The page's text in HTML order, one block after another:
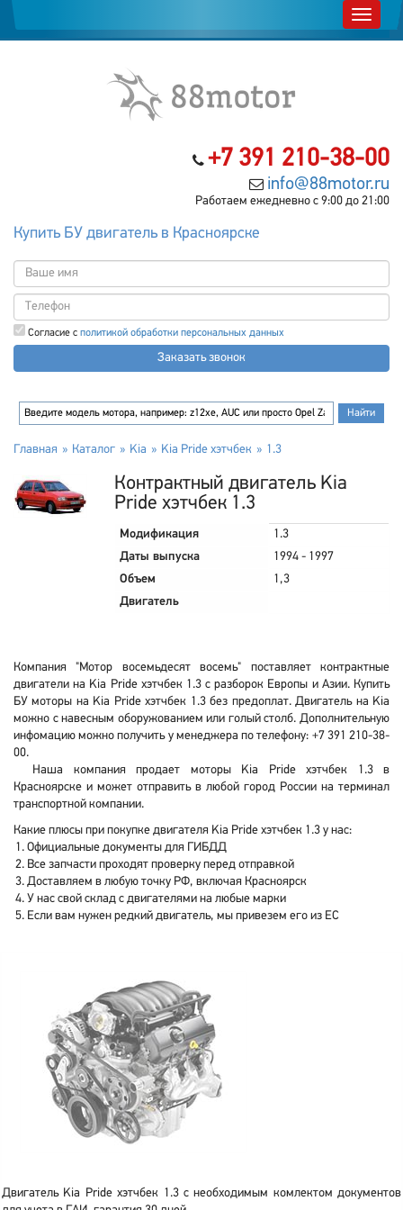
+7 391 210-38-00
info@88motor.ru
Работаем ежедневно с 9:00 до 21:00
Купить БУ двигатель в Красноярске
Согласие с политикой обработки персональных данных
Заказать звонок
Главная Каталог Kia Kia Pride хэтчбек 1.3
Контрактный двигатель Kia
Pride хэтчбек 1.3
Модификация
1.3
Даты выпуска
1994 - 1997
Объем
1,3
Двигатель
Компания "Мотор восемьдесят восемь" поставляет контрактные
двигатели на Kia Pride хэтчбек 1.3 с разборок Европы и Азии. Купить
БУ моторы на Kia Pride хэтчбек 1.3 без предоплат. Двигатель на Kia
можно с навесным оборужованием или голый столб. Дополнительную
инфомацию можно получить у менеджера по телефону: +7 391 210-38-
00.
Наша компания продает моторы Kia Pride хэтчбек 1.3 в
Красноярске и может отправить в любой город России на терминал
транспортной компании.
Какие плюсы при покупке двигателя Kia Pride хэтчбек 1.3 у нас:
Официальные документы для ГИБДД
Все запчасти проходят проверку перед отправкой
Доставляем в любую точку РФ, включая Красноярск
У нас свой склад с двигателями на любые марки
Если вам нужен редкий двигатель, мы привезем его из ЕС
Двигатель Kia Pride хэтчбек 1.3 с необходимым комлектом документов